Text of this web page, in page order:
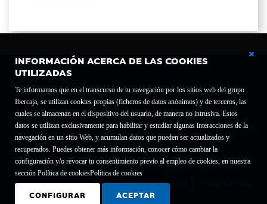
INFORMACIÓN ACERCA DE LAS COOKIES
UTILIZADAS
Te informamos que en el transcurso de tu navegación por los sitios web del grupo
Ibercaja, se utilizan cookies propias (ficheros de datos anónimos) y de terceros, las
cuales se almacenan en el dispositivo del usuario, de manera no intrusiva. Estos
datos se utilizan exclusivamente para habilitar y estudiar algunas interacciones de la
navegación en un sitio Web, y acumulan datos que pueden ser actualizados y
recuperados. Puedes obtener más información, conocer cómo cambiar la
configuración y/o revocar tu consentimiento previo al empleo de cookies, en nuestra
sección Política de cookiesPolítica de cookies
CONFIGURAR ACEPTAR
Fundación Bancaria Ibercaja C.I.F. G-50000652.
Inscrita en el Registro de Fundaciones del Mº de Educación, Cultura y Deporte con el nº
1689.
Domicilio social: Joaquín Costa, 13. 50001 Zaragoza.
Contacto
Declaración de accesibilidad
Aviso legal Política de privacidad